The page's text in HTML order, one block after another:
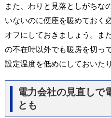
また、わりと見落としがちな
いないのに便座を暖めておく
オフにしておきましょう。ま
の不在時以外でも暖房を切っ
設定温度を低めにしておいた
電力会社の見直しで
とも